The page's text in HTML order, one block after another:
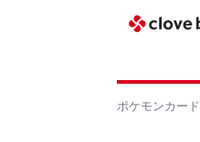
ポケモンカード